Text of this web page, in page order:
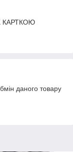
КАРТКОЮ
даного товару